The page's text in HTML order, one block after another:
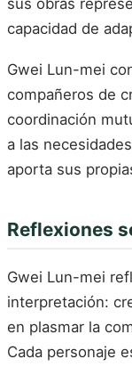
sus obras
capacidad de
Gwei Lun-mei
compañeros de
coordinación
a las
aporta sus
Reflexiones
Gwei Lun-mei
interpretación:
en plasmar la
Cada personaje